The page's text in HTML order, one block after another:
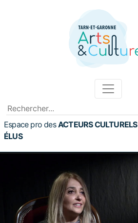
Espace pro desACTEURS CULTURELS
ÉLUS